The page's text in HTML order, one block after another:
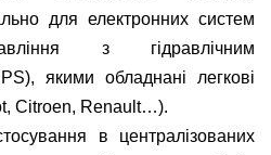
для електронних систем
з гідравлічним
якими обладнані легкові
Citroen, Renault…).
в централізованих